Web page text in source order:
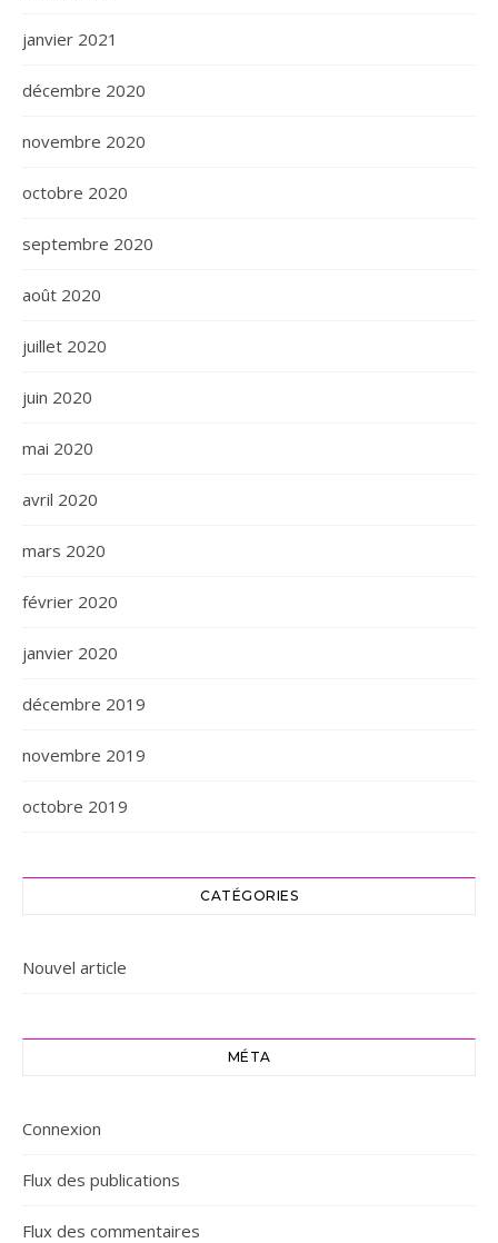
janvier 2021
décembre 2020
novembre 2020
octobre 2020
septembre 2020
août 2020
juillet 2020
juin 2020
mai 2020
avril 2020
mars 2020
février 2020
janvier 2020
décembre 2019
novembre 2019
octobre 2019
CATÉGORIES
Nouvel article
MÉTA
Connexion
Flux des publications
Flux des commentaires